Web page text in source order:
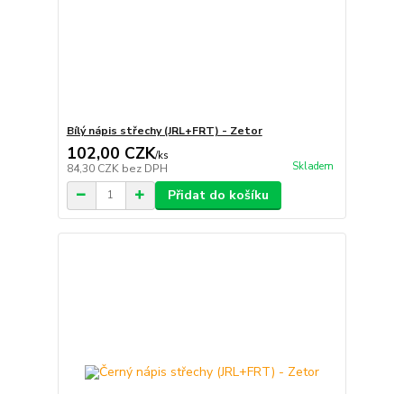
Bílý nápis střechy (JRL+FRT) - Zetor
102,00 CZK/ks
84,30 CZK bez DPH Skladem
Přidat do košíku